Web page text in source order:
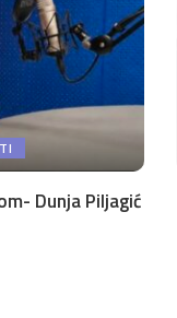
Dunja Piljagić